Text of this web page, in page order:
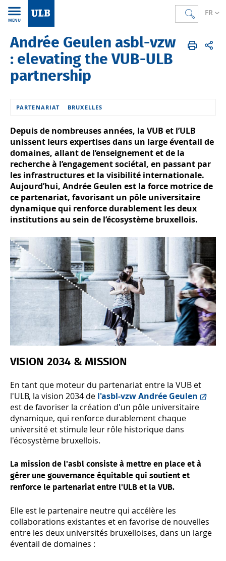
FR
MENU
Accueil FR L'Université Partenaires et réseaux Andrée Geulen
Andrée Geulen asbl-vzw
: elevating the VUB-ULB
partnership
PARTENARIAT BRUXELLES
Depuis de nombreuses années, la VUB et l’ULB
unissent leurs expertises dans un large éventail de
domaines, allant de l’enseignement et de la
recherche à l’engagement sociétal, en passant par
les infrastructures et la visibilité internationale.
Aujourd’hui, Andrée Geulen est la force motrice de
ce partenariat, favorisant un pôle universitaire
dynamique qui renforce durablement les deux
institutions au sein de l’écosystème bruxellois.
VISION 2034 & MISSION
En tant que moteur du partenariat entre la VUB et
l'ULB, la vision 2034 de l'asbl-vzw Andrée Geulen
est de favoriser la création d'un pôle universitaire
dynamique, qui renforce durablement chaque
université et stimule leur rôle historique dans
l'écosystème bruxellois.
La mission de l'asbl consiste à mettre en place et à
gérer une gouvernance équitable qui soutient et
renforce le partenariat entre l'ULB et la VUB.
Elle est le partenaire neutre qui accélère les
collaborations existantes et en favorise de nouvelles
entre les deux universités bruxelloises, dans un large
éventail de domaines :